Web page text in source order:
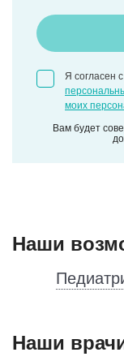
Я согласен
моих
Вам будет
Наши
Наши